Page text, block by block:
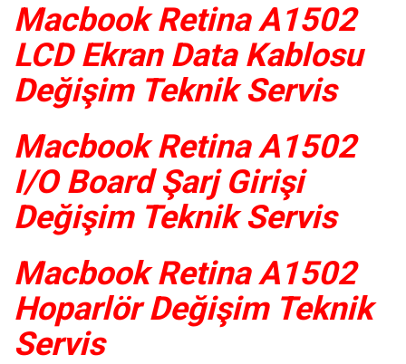
Macbook Retina A1502
LCD Ekran Data Kablosu
Değişim Teknik Servis
Macbook Retina A1502
I/O Board Şarj Girişi
Değişim Teknik Servis
Macbook Retina A1502
Hoparlör Değişim Teknik
Servis